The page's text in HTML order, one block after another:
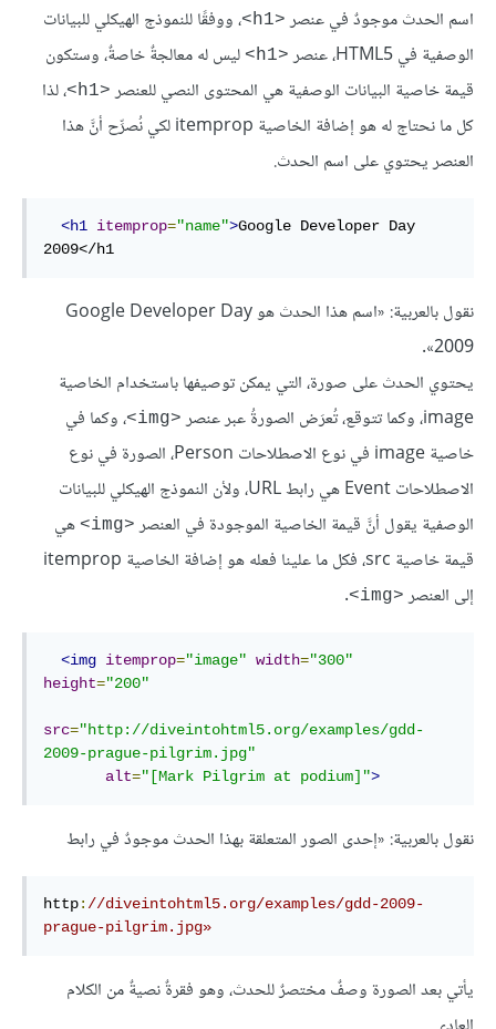
اسم الحدث موجودٌ في عنصر <h1>
، ووفقًا للنموذج الهيكلي للبيانات
الوصفية في HTML5، عنصر
<h1>
ليس له معالجةٌ خاصةٌ، وستكون
قيمة خاصية البيانات الوصفية هي المحتوى النصي للعنصر <h1>
، لذا
كل ما نحتاج له هو إضافة الخاصية itemprop لكي نُصرِّح أنَّ هذا
العنصر يحتوي على اسم الحدث.
<h1 itemprop="name">Google Developer Day
2009</h1
نقول بالعربية: «اسم هذا الحدث هو Google Developer Day
2009».
يحتوي الحدث على صورة، التي يمكن توصيفها باستخدام الخاصية
image، وكما تتوقع، تُعرَض الصورةُ عبر عنصر
<img>
، وكما في
خاصية image في نوع الاصطلاحات Person، الصورة في نوع
الاصطلاحات Event هي رابط URL، ولأن النموذج الهيكلي للبيانات
الوصفية يقول أنَّ قيمة الخاصية الموجودة في العنصر <img>
هي
قيمة خاصية src، فكل ما علينا فعله هو إضافة الخاصية itemprop
إلى العنصر <img>
.
<img itemprop="image" width="300"
height="200"
src="http://diveintohtml5.org/examples/gdd-
2009-prague-pilgrim.jpg"
alt="[Mark Pilgrim at podium]">
نقول بالعربية: «إحدى الصور المتعلقة بهذا الحدث موجودٌ في رابط
http: //diveintohtml5.org/examples/gdd-2009-
prague-pilgrim.jpg»
يأتي بعد الصورة وصفٌ مختصرٌ للحدث، وهو فقرةٌ نصيةٌ من الكلام